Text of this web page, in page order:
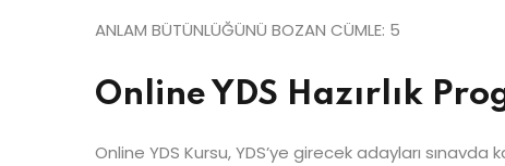
ANLAM BÜTÜNLÜĞÜNÜ BOZAN CÜMLE: 5
Online YDS Hazırlık
Online YDS Kursu, YDS’ye girecek adayları sınavda